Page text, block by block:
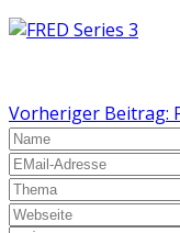
Vorheriger Beitrag: